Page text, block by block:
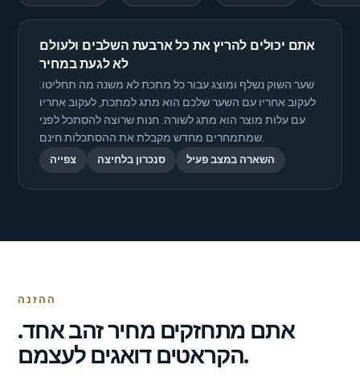
אתם יכולים להריץ את כל ארבעת השלבים ולעולם
לא לגעת במחיר
שער השוק נשלף ומוצג עבור כל מתכת לא משנה מה תחליטו.
לעקוב אחריו עם השער שלכם הוא מתג למתכת, לעקוב אחריו
עם עלות מוצר הוא מתג לשורה. חנות שרוצה להסתכל לפני
שמתמחרים מחדש מקבלת את ההסתכלות חינם.
צפייה סנכרון בלחיצה השארה במצב פעיל
ההזנה
אתם מתחזקים מחיר זהב אחד.
הקראטים דואגים לעצמם.